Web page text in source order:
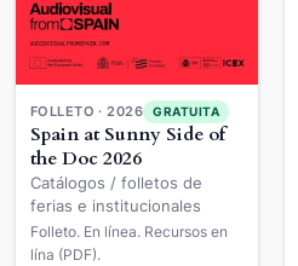
FOLLETO · 2026 GRATUITA
Spain at Sunny Side of
the Doc 2026
Catálogos / folletos de
ferias e institucionales
Folleto. En línea. Recursos en
lína (PDF).